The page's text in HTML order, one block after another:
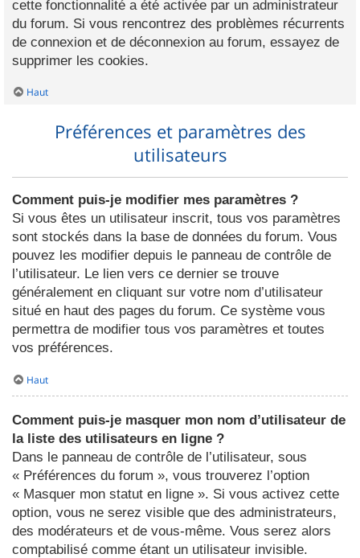
cette fonctionnalité a été activée par un administrateur
du forum. Si vous rencontrez des problèmes récurrents
de connexion et de déconnexion au forum, essayez de
supprimer les cookies.
Haut
Préférences et paramètres des
utilisateurs
Comment puis-je modifier mes paramètres ?
Si vous êtes un utilisateur inscrit, tous vos paramètres
sont stockés dans la base de données du forum. Vous
pouvez les modifier depuis le panneau de contrôle de
l’utilisateur. Le lien vers ce dernier se trouve
généralement en cliquant sur votre nom d’utilisateur
situé en haut des pages du forum. Ce système vous
permettra de modifier tous vos paramètres et toutes
vos préférences.
Haut
Comment puis-je masquer mon nom d’utilisateur de
la liste des utilisateurs en ligne ?
Dans le panneau de contrôle de l’utilisateur, sous
« Préférences du forum », vous trouverez l’option
« Masquer mon statut en ligne ». Si vous activez cette
option, vous ne serez visible que des administrateurs,
des modérateurs et de vous-même. Vous serez alors
comptabilisé comme étant un utilisateur invisible.